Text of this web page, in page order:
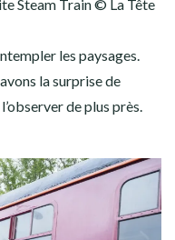
Steam Train © La Tête
les paysages.
la surprise de
de plus près.